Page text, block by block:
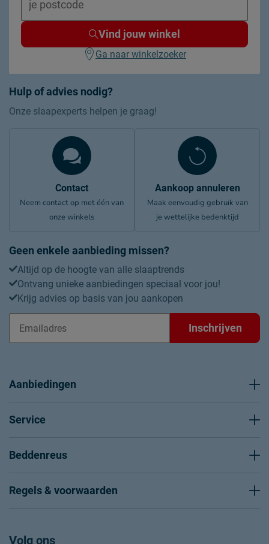
Hulp of advies nodig?
Onze slaapexperts helpen je graag!
Contact
Neem contact op met één van
onze winkels
Aankoop annuleren
Maak eenvoudig gebruik van
je wettelijke bedenktijd
Geen enkele aanbieding missen?
Altijd op de hoogte van alle slaaptrends
Ontvang unieke aanbiedingen speciaal voor jou!
Krijg advies op basis van jou aankopen
Inschrijven
Vind jouw winkel
Ga naar winkelzoeker
Aanbiedingen
Service
Beddenreus
Regels & voorwaarden
Volg ons